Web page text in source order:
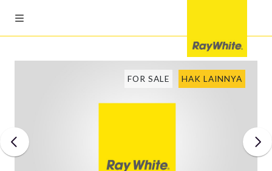
FOR SALE HAK LAINNYA